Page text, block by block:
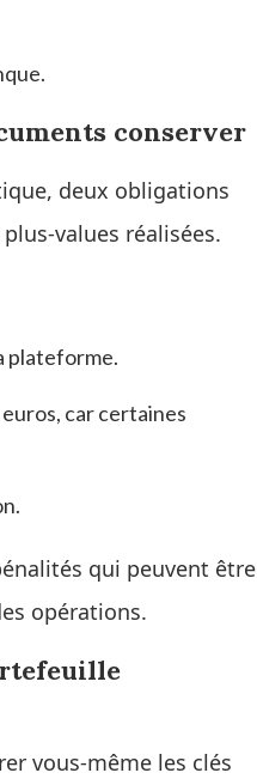
conserver
deux obligations
values réalisées.
plateforme.
car certaines
qui peuvent être
opérations.
vous-même les clés